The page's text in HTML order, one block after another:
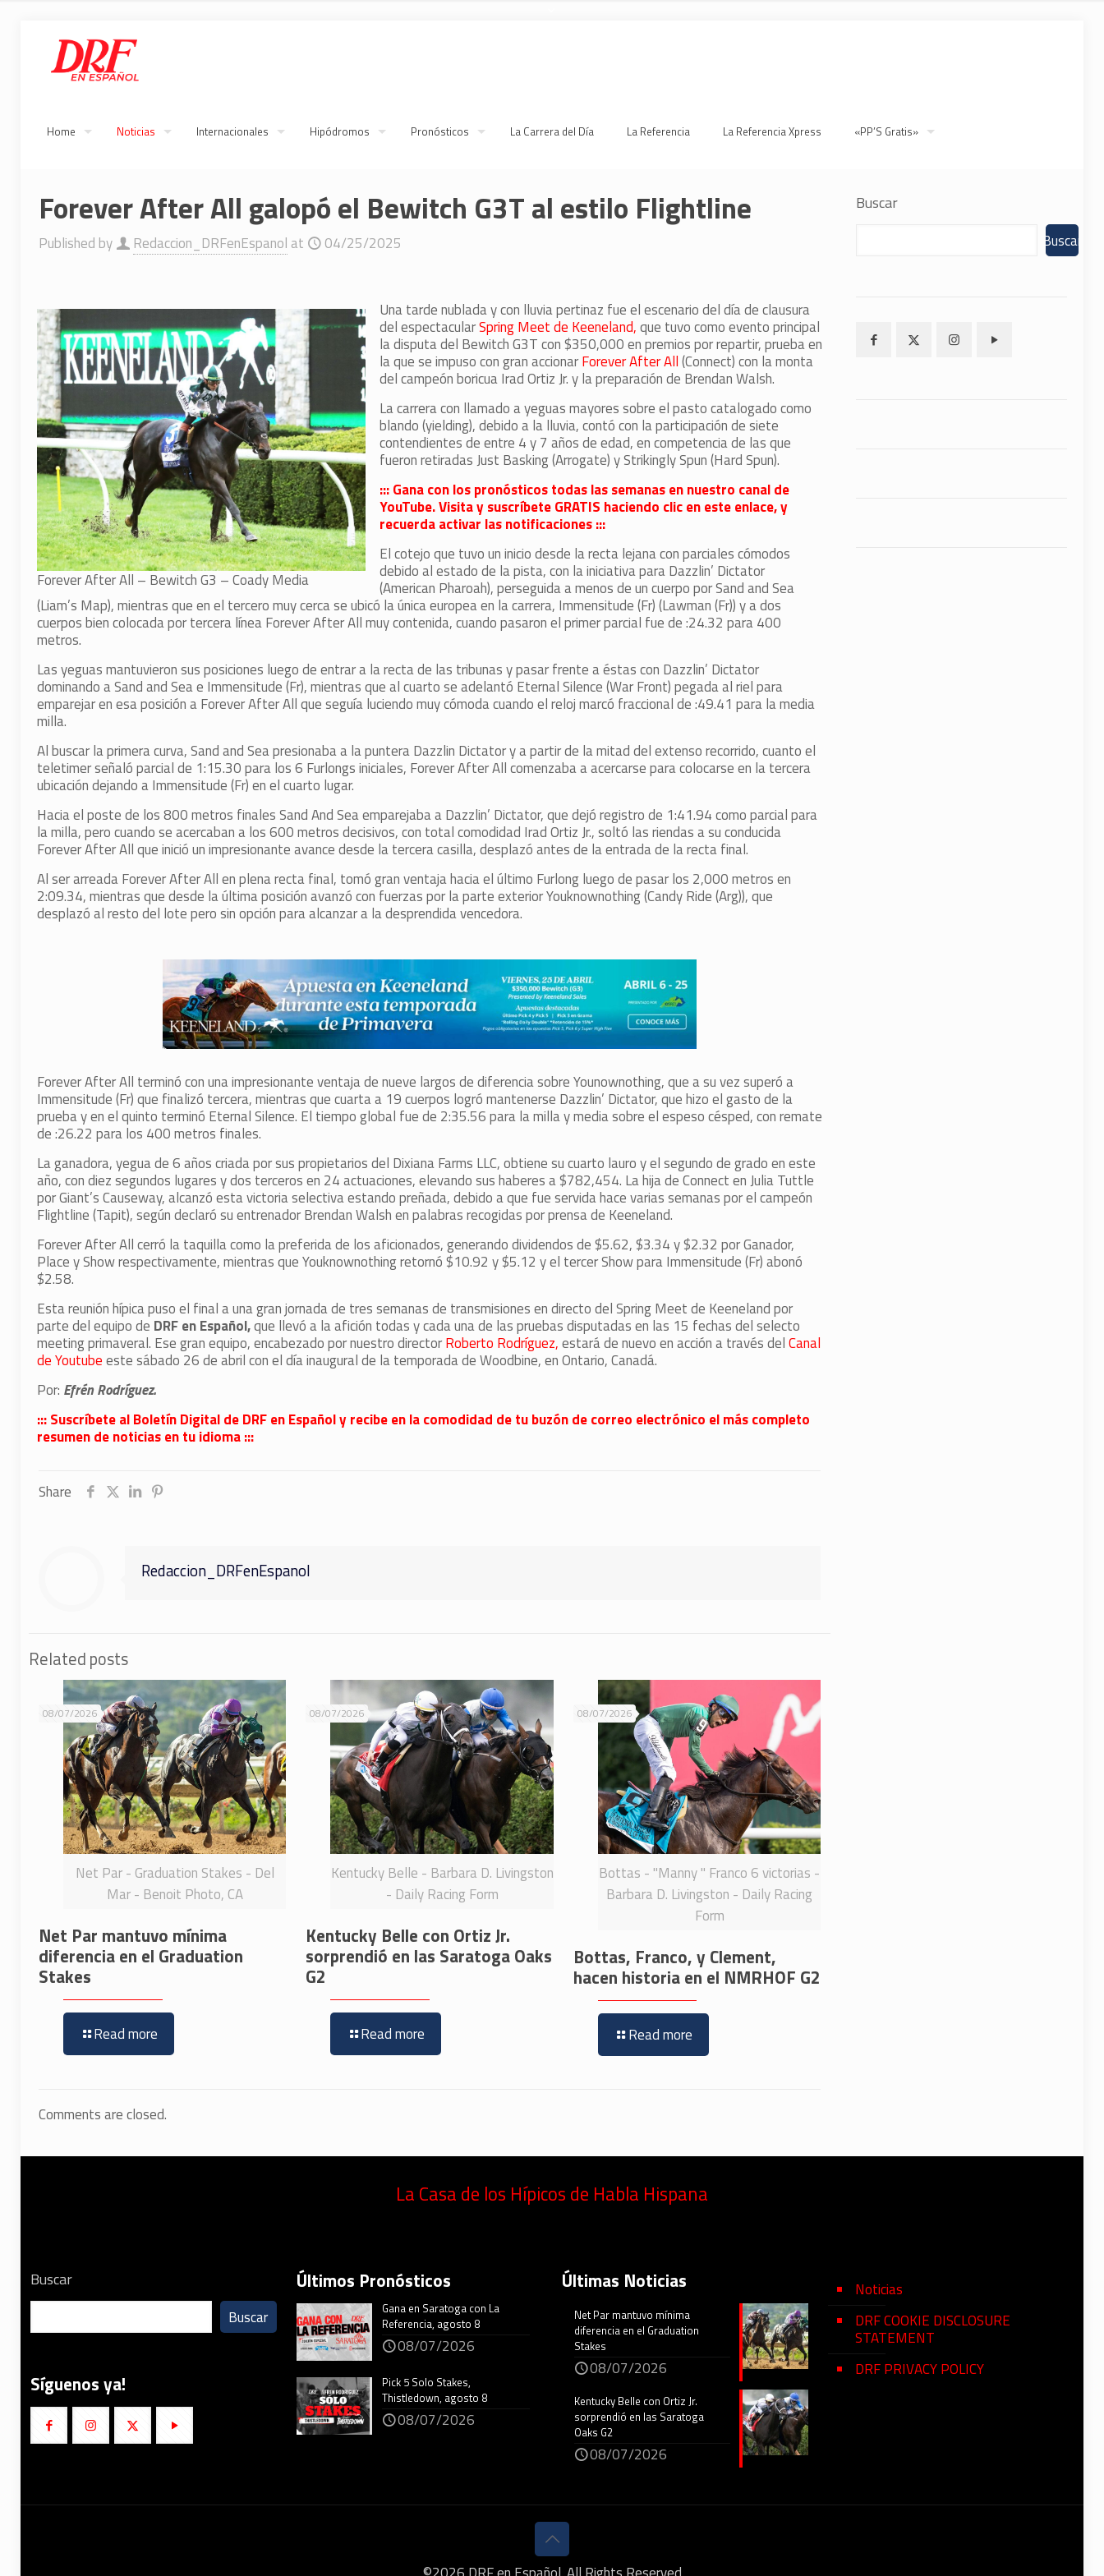
Home Noticias Internacionales Hipódromos Pronósticos La Carrera del Día La Referencia La Referencia Xpress «PP’S Gratis»
Forever After All galopó el Bewitch G3T al estilo Flightline
Published by Redaccion_DRFenEspanol at 04/25/2025
Forever After All – Bewitch G3 – Coady Media
Una tarde nublada y con lluvia pertinaz fue el escenario del día de clausura
del espectacularSpring Meet de Keeneland,que tuvo como evento principal
la disputa del Bewitch G3T con $350,000 en premios por repartir, prueba en
la que se impuso con gran accionarForever After All(Connect) con la monta
del campeón boricua Irad Ortiz Jr. y la preparación de Brendan Walsh.
La carrera con llamado a yeguas mayores sobre el pasto catalogado como
blando (yielding), debido a la lluvia, contó con la participación de siete
contendientes de entre 4 y 7 años de edad, en competencia de las que
fueron retiradas Just Basking (Arrogate) y Strikingly Spun (Hard Spun).
::: Gana con los pronósticos todas las semanas en nuestro canal de
YouTube. Visita y suscríbete GRATIS haciendo clic en este enlace, y
recuerda activar las notificaciones :::
El cotejo que tuvo un inicio desde la recta lejana con parciales cómodos
debido al estado de la pista, con la iniciativa para Dazzlin’ Dictator
(American Pharoah), perseguida a menos de un cuerpo por Sand and Sea
(Liam’s Map), mientras que en el tercero muy cerca se ubicó la única europea en la carrera, Immensitude (Fr) (Lawman (Fr)) y a dos
cuerpos bien colocada por tercera línea Forever After All muy contenida, cuando pasaron el primer parcial fue de :24.32 para 400
metros.
Las yeguas mantuvieron sus posiciones luego de entrar a la recta de las tribunas y pasar frente a éstas con Dazzlin’ Dictator
dominando a Sand and Sea e Immensitude (Fr), mientras que al cuarto se adelantó Eternal Silence (War Front) pegada al riel para
emparejar en esa posición a Forever After All que seguía luciendo muy cómoda cuando el reloj marcó fraccional de :49.41 para la media
milla.
Al buscar la primera curva, Sand and Sea presionaba a la puntera Dazzlin Dictator y a partir de la mitad del extenso recorrido, cuanto el
teletimer señaló parcial de 1:15.30 para los 6 Furlongs iniciales, Forever After All comenzaba a acercarse para colocarse en la tercera
ubicación dejando a Immensitude (Fr) en el cuarto lugar.
Hacia el poste de los 800 metros finales Sand And Sea emparejaba a Dazzlin’ Dictator, que dejó registro de 1:41.94 como parcial para
la milla, pero cuando se acercaban a los 600 metros decisivos, con total comodidad Irad Ortiz Jr., soltó las riendas a su conducida
Forever After All que inició un impresionante avance desde la tercera casilla, desplazó antes de la entrada de la recta final.
Al ser arreada Forever After All en plena recta final, tomó gran ventaja hacia el último Furlong luego de pasar los 2,000 metros en
2:09.34, mientras que desde la última posición avanzó con fuerzas por la parte exterior Youknownothing (Candy Ride (Arg)), que
desplazó al resto del lote pero sin opción para alcanzar a la desprendida vencedora.
Forever After All terminó con una impresionante ventaja de nueve largos de diferencia sobre Younownothing, que a su vez superó a
Immensitude (Fr) que finalizó tercera, mientras que cuarta a 19 cuerpos logró mantenerse Dazzlin’ Dictator, que hizo el gasto de la
prueba y en el quinto terminó Eternal Silence. El tiempo global fue de 2:35.56 para la milla y media sobre el espeso césped, con remate
de :26.22 para los 400 metros finales.
La ganadora, yegua de 6 años criada por sus propietarios del Dixiana Farms LLC, obtiene su cuarto lauro y el segundo de grado en este
año, con diez segundos lugares y dos terceros en 24 actuaciones, elevando sus haberes a $782,454. La hija de Connect en Julia Tuttle
por Giant’s Causeway, alcanzó esta victoria selectiva estando preñada, debido a que fue servida hace varias semanas por el campeón
Flightline (Tapit), según declaró su entrenador Brendan Walsh en palabras recogidas por prensa de Keeneland.
Forever After All cerró la taquilla como la preferida de los aficionados, generando dividendos de $5.62, $3.34 y $2.32 por Ganador,
Place y Show respectivamente, mientras que Youknownothing retornó $10.92 y $5.12 y el tercer Show para Immensitude (Fr) abonó
$2.58.
Esta reunión hípica puso el final a una gran jornada de tres semanas de transmisiones en directo del Spring Meet de Keeneland por
parte del equipo de DRF en Español,que llevó a la afición todas y cada una de las pruebas disputadas en las 15 fechas del selecto
meeting primaveral. Ese gran equipo, encabezado por nuestro directorRoberto Rodríguez,estará de nuevo en acción a través delCanal
de Youtubeeste sábado 26 de abril con el día inaugural de la temporada de Woodbine, en Ontario, Canadá.
Por: Efrén Rodríguez.
::: Suscríbete al Boletín Digital de DRF en Español y recibe en la comodidad de tu buzón de correo electrónico el más completo
resumen de noticias en tu idioma :::
Share
Redaccion_DRFenEspanol
Related posts
Net Par - Graduation Stakes - Del
Mar - Benoit Photo, CA
08/07/2026
Net Par mantuvo mínima
diferencia en el Graduation
Stakes
Read more
Kentucky Belle - Barbara D. Livingston
- Daily Racing Form
08/07/2026
Kentucky Belle con Ortiz Jr.
sorprendió en las Saratoga Oaks
G2
Read more
Bottas - "Manny " Franco 6 victorias -
Barbara D. Livingston - Daily Racing
Form
08/07/2026
Bottas, Franco, y Clement,
hacen historia en el NMRHOF G2
Read more
Comments are closed.
Buscar
Buscar
La Casa de los Hípicos de Habla Hispana
Buscar
Buscar
Síguenos ya!
Últimos Pronósticos
Gana en Saratoga con La
Referencia, agosto 8
08/07/2026
Pick 5 Solo Stakes,
Thistledown, agosto 8
08/07/2026
Últimas Noticias
Net Par mantuvo mínima
diferencia en el Graduation
Stakes
08/07/2026
Kentucky Belle con Ortiz Jr.
sorprendió en las Saratoga
Oaks G2
08/07/2026
Noticias
DRF COOKIE DISCLOSURE
STATEMENT
DRF PRIVACY POLICY